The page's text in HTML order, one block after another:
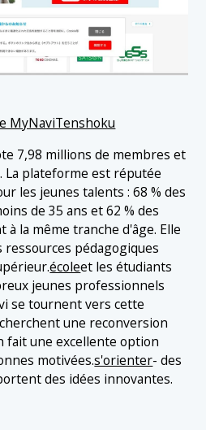
MyNaviTenshoku
7,98 millions de membres et
La plateforme est réputée
les jeunes talents : 68 % des
de 35 ans et 62 % des
la même tranche d'âge. Elle
pédagogiques
écoleet les étudiants
jeunes professionnels
se tournent vers cette
une reconversion
fait une excellente option
motivées.s'orienter- des
des idées innovantes.